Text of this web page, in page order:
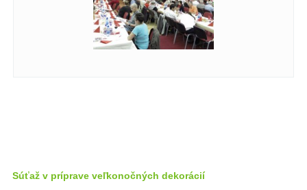
Súťaž v príprave veľkonočných dekorácií